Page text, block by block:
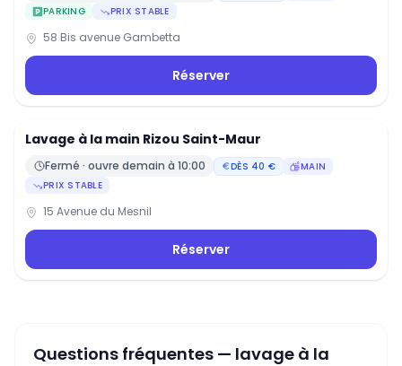
PARKING
PRIX STABLE
58 Bis avenue Gambetta
Réserver
Lavage à la main Rizou Saint-Maur
Fermé · ouvre demain à 10:00 DÈS 40 €
MAIN
PRIX STABLE
15 Avenue du Mesnil
Réserver
Questions fréquentes — lavage à la